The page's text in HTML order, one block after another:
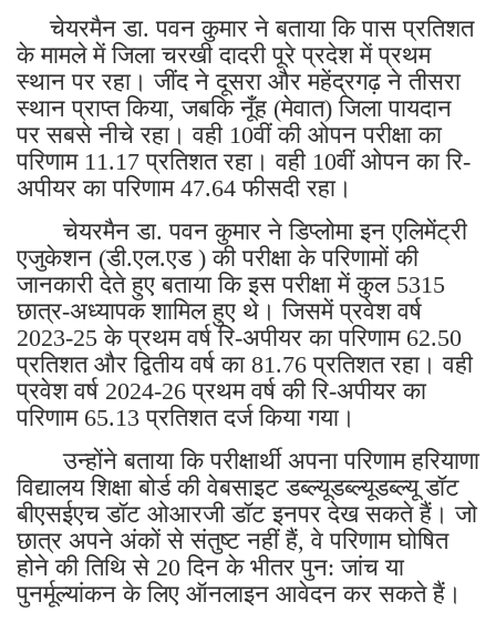
चेयरमैन डा. पवन कुमार ने बताया कि पास प्रतिशत
के मामले में जिला चरखी दादरी पूरे प्रदेश में प्रथम
स्थान पर रहा। जींद ने दूसरा और महेंद्रगढ़ ने तीसरा
स्थान प्राप्त किया, जबकि नूँह (मेवात) जिला पायदान
पर सबसे नीचे रहा। वही 10वीं की ओपन परीक्षा का
परिणाम 11.17 प्रतिशत रहा। वही 10वीं ओपन का रि-
अपीयर का परिणाम 47.64 फीसदी रहा।
चेयरमैन डा. पवन कुमार ने डिप्लोमा इन एलिमेंट्री
एजुकेशन (डी.एल.एड ) की परीक्षा के परिणामों की
जानकारी देते हुए बताया कि इस परीक्षा में कुल 5315
छात्र-अध्यापक शामिल हुए थे। जिसमें प्रवेश वर्ष
2023-25 के प्रथम वर्ष रि-अपीयर का परिणाम 62.50
प्रतिशत और द्वितीय वर्ष का 81.76 प्रतिशत रहा। वही
प्रवेश वर्ष 2024-26 प्रथम वर्ष की रि-अपीयर का
परिणाम 65.13 प्रतिशत दर्ज किया गया।
उन्होंने बताया कि परीक्षार्थी अपना परिणाम हरियाणा
विद्यालय शिक्षा बोर्ड की वेबसाइट डब्ल्यूडब्ल्यूडब्ल्यू डॉट
बीएसईएच डॉट ओआरजी डॉट इनपर देख सकते हैं। जो
छात्र अपने अंकों से संतुष्ट नहीं हैं, वे परिणाम घोषित
होने की तिथि से 20 दिन के भीतर पुन: जांच या
पुनर्मूल्यांकन के लिए ऑनलाइन आवेदन कर सकते हैं।